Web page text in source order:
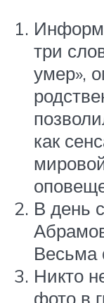
три
умер»,
как
В день
Весьма
Никто
фото в